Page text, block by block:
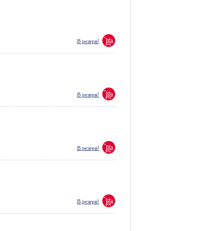
В резерв!
В резерв!
В резерв!
В резерв!